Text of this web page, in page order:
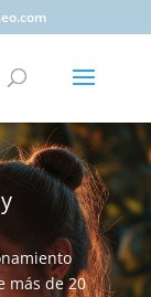
más de 20